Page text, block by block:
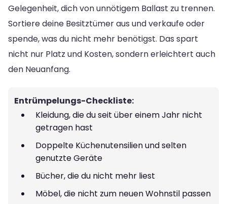
Gelegenheit, dich von unnötigem Ballast zu trennen.
Sortiere deine Besitztümer aus und verkaufe oder
spende, was du nicht mehr benötigst. Das spart
nicht nur Platz und Kosten, sondern erleichtert auch
den Neuanfang.
Entrümpelungs-Checkliste:
Kleidung, die du seit über einem Jahr nicht
getragen hast
Doppelte Küchenutensilien und selten
genutzte Geräte
Bücher, die du nicht mehr liest
Möbel, die nicht zum neuen Wohnstil passen